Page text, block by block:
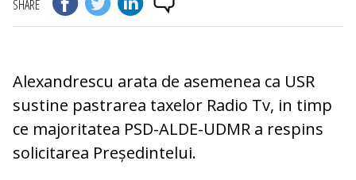
SHARE
Alexandrescu arata de asemenea ca USR
sustine pastrarea taxelor Radio Tv, in timp
ce majoritatea PSD-ALDE-UDMR a respins
solicitarea Președintelui.